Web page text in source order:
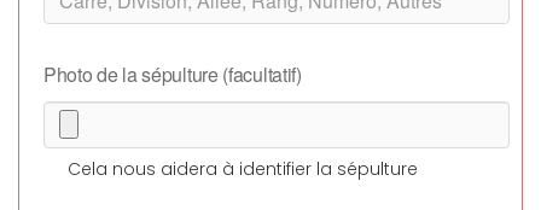
Photo de la sépulture (facultatif)
Cela nous aidera à identifier la sépulture